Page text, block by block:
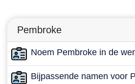
Pembroke
Noem Pembroke in de
Bijpassende namen voor